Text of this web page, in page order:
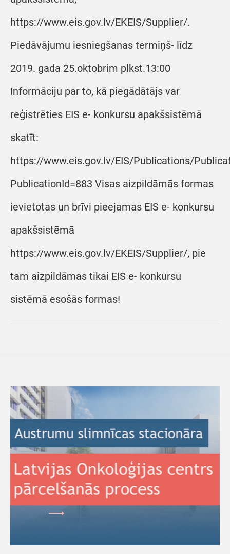
https://www.eis.gov.lv/EKEIS/Supplier/.
Piedāvājumu iesniegšanas termiņš- līdz
2019. gada 25.oktobrim plkst.13:00
Informāciju par to, kā piegādātājs var
reģistrēties EIS e- konkursu apakšsistēmā
skatīt:
https://www.eis.gov.lv/EIS/Publications/
PublicationId=883 Visas aizpildāmās formas
ievietotas un brīvi pieejamas EIS e- konkursu
apakšsistēmā
https://www.eis.gov.lv/EKEIS/Supplier/, pie
tam aizpildāmas tikai EIS e- konkursu
sistēmā esošās formas!